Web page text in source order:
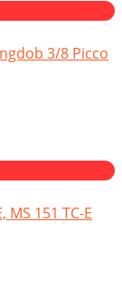
3/8 Picco
MS 151 TC-E